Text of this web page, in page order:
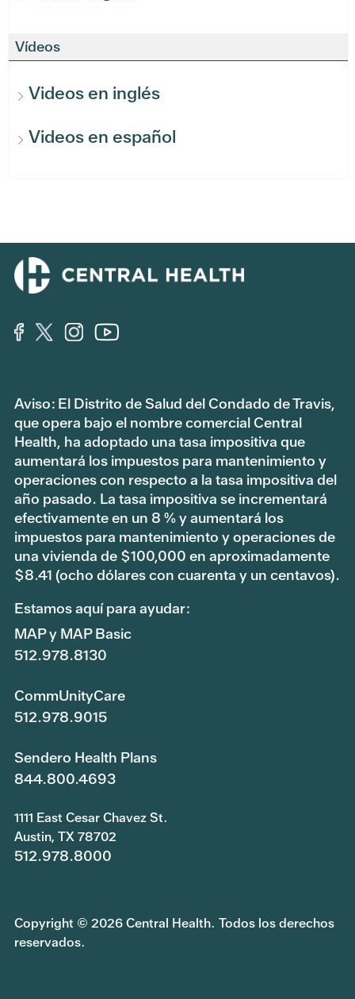
Vídeos
Videos en inglés
Videos en español
Aviso: El Distrito de Salud del Condado de Travis,
que opera bajo el nombre comercial Central
Health, ha adoptado una tasa impositiva que
aumentará los impuestos para mantenimiento y
operaciones con respecto a la tasa impositiva del
año pasado. La tasa impositiva se incrementará
efectivamente en un 8 % y aumentará los
impuestos para mantenimiento y operaciones de
una vivienda de $100,000 en aproximadamente
$8.41 (ocho dólares con cuarenta y un centavos).
Estamos aquí para ayudar:
MAP y MAP Basic
512.978.8130
CommUnityCare
512.978.9015
Sendero Health Plans
844.800.4693
1111 East Cesar Chavez St.
Austin, TX 78702
512.978.8000
Copyright © 2026 Central Health. Todos los derechos
reservados.